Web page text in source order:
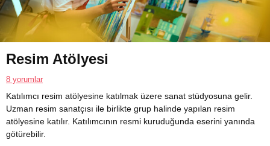
Resim Atölyesi
8 yorumlar
Katılımcı resim atölyesine katılmak üzere sanat stüdyosuna gelir.
Uzman resim sanatçısı ile birlikte grup halinde yapılan resim
atölyesine katılır. Katılımcının resmi kuruduğunda eserini yanında
götürebilir.